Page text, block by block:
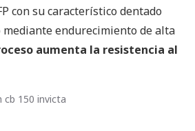
con su característico dentado
mediante endurecimiento de alta
aumenta la resistencia al
cb 150 invicta